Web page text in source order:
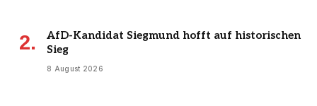
AfD-Kandidat Siegmund hofft auf historischen
Sieg
8 August 2026